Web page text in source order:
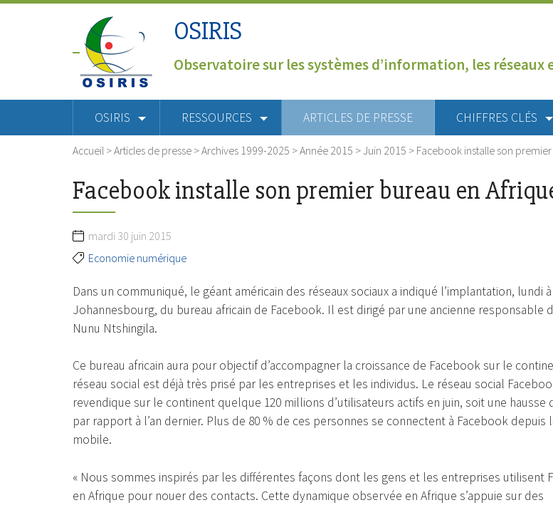
OSIRIS
Observatoire sur les systèmes d’information, les
OSIRIS RESSOURCES ARTICLES DE PRESSE CHIFFRES CLÉS
Accueil >Articles de presse >Archives 1999-2025 >Année 2015 > Juin 2015 > Facebook installe son
Facebook installe son premier bureau en
mardi 30 juin 2015
Economie numérique
Dans un communiqué, le géant américain des réseaux sociaux a indiqué l’implantation, lundi à
Johannesbourg, du bureau africain de Facebook. Il est dirigé par une ancienne responsable
Nunu Ntshingila.
Ce bureau africain aura pour objectif d’accompagner la croissance de Facebook sur le
réseau social est déjà très prisé par les entreprises et les individus. Le réseau social
revendique sur le continent quelque 120 millions d’utilisateurs actifs en juin, soit une hausse
par rapport à l’an dernier. Plus de 80 % de ces personnes se connectent à Facebook depuis
mobile.
« Nous sommes inspirés par les différentes façons dont les gens et les entreprises utilisent
en Afrique pour nouer des contacts. Cette dynamique observée en Afrique s’appuie sur des